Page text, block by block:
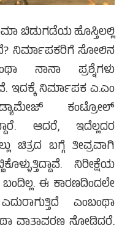
ಬಿಡುಗಡೆಯ ಹೊಸ್ತಿಲಲ್ಲಿ
ನಿರ್ಮಾಪಕರಿಗೆ ಸೋಲಿನ
ನಾನಾ ಪ್ರಶ್ನೆಗಳು
ನಿರ್ಮಾಪಕ ಎ.ಎಂ
ಕಂಟ್ರೋಲ್
ಆದರೆ, ಇದೆಲ್ಲದರ
ಬಗ್ಗೆ ತೀವ್ರವಾಗಿ
ನಿರೀಕ್ಷೆಯ
ಈ ಕಾರಣದಿಂದಲೇ
ಎಂಬಂಥಾ